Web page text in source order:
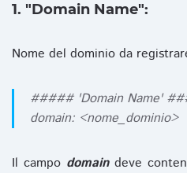
1. "Domain Name":
Nome del dominio da
##### 'Domain Name'
domain: <nome_dominio>
Il campo domaindeve